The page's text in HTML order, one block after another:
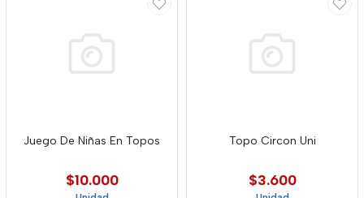
Juego De Niñas En Topos
$10.000
Topo Circon Uni
$3.600